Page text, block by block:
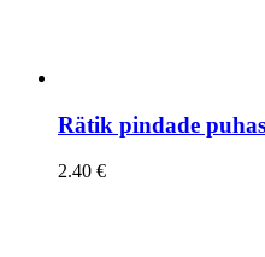
Rätik pindade
2.40 €